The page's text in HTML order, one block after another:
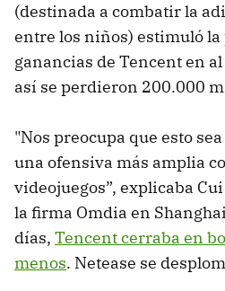
(destinada a combatir la
entre los niños) estimuló
ganancias de Tencent en
así se perdieron 200.000
"Nos preocupa que esto
una ofensiva más amplia
videojuegos”, explicaba
la firma Omdia en
días, Tencent cerraba en
menos. Netease se